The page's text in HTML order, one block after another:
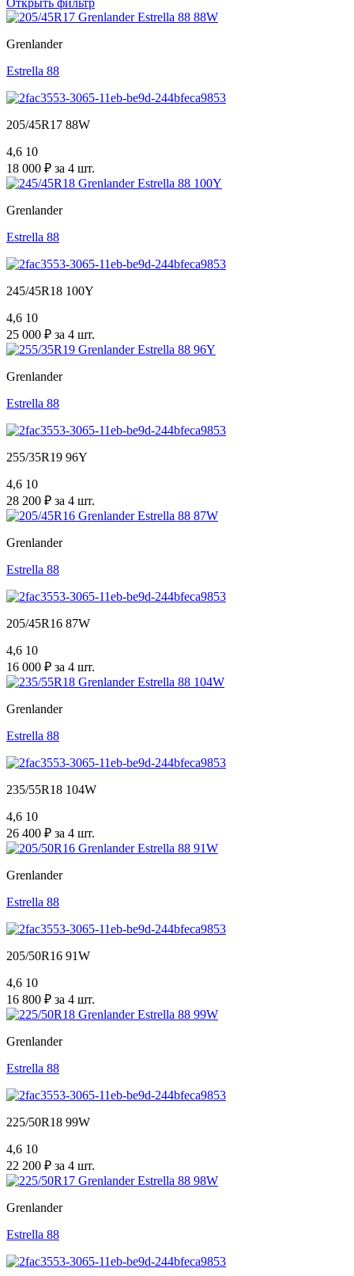
Grenlander
Estrella 88
205/45R17 88W
4,6 10
18 000 ₽ за 4 шт.
Grenlander
Estrella 88
245/45R18 100Y
4,6 10
25 000 ₽ за 4 шт.
Grenlander
Estrella 88
255/35R19 96Y
4,6 10
28 200 ₽ за 4 шт.
Grenlander
Estrella 88
205/45R16 87W
4,6 10
16 000 ₽ за 4 шт.
Grenlander
Estrella 88
235/55R18 104W
4,6 10
26 400 ₽ за 4 шт.
Grenlander
Estrella 88
205/50R16 91W
4,6 10
16 800 ₽ за 4 шт.
Grenlander
Estrella 88
225/50R18 99W
4,6 10
22 200 ₽ за 4 шт.
Grenlander
Estrella 88